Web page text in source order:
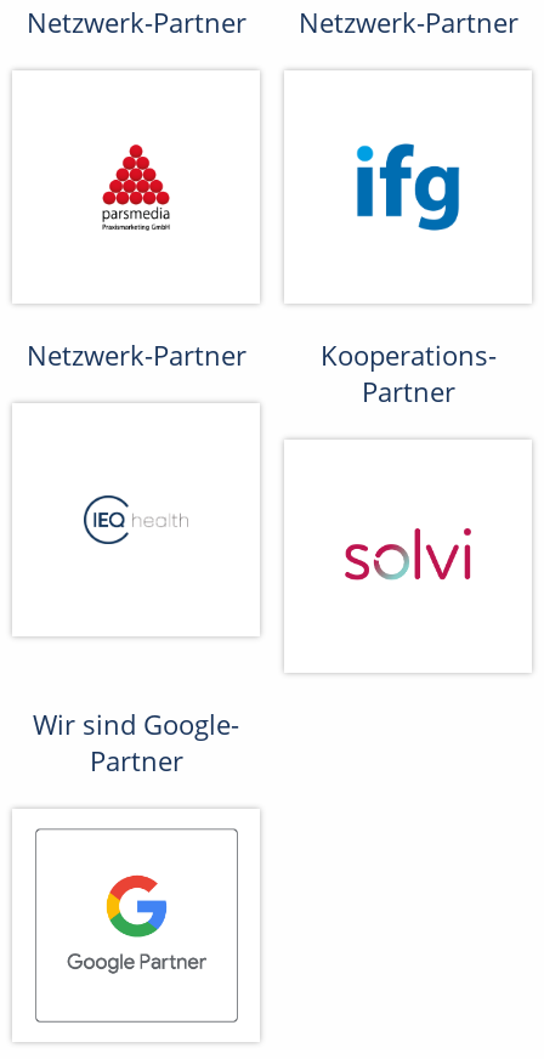
Netzwerk-Partner Netzwerk-Partner
Netzwerk-Partner
Kooperations-
Partner
Wir sind Google-
Partner